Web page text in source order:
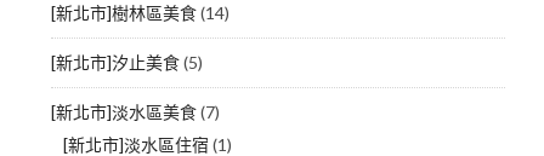
[新北市]樹林區美食(14)
[新北市]汐止美食(5)
[新北市]淡水區美食(7)
[新北市]淡水區住宿 (1)